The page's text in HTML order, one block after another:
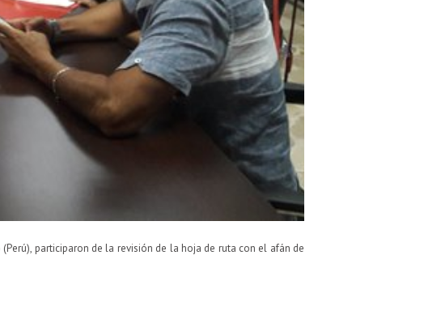
participaron de la revisión de la hoja de ruta con el afán de